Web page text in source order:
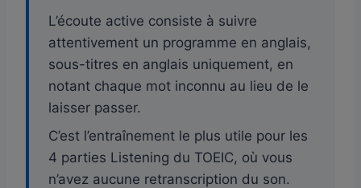
L’écoute active consiste à suivre
attentivement un programme en anglais,
sous-titres en anglais uniquement, en
notant chaque mot inconnu au lieu de le
laisser passer.
C’est l’entraînement le plus utile pour les
4 parties Listening du TOEIC, où vous
n’avez aucune retranscription du son.